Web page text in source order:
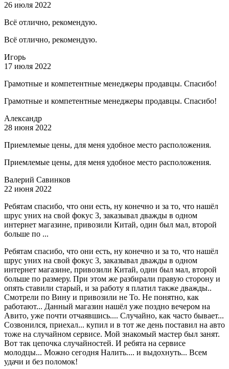
26 июля 2022
Всё отлично, рекомендую.
Всё отлично, рекомендую.
Игорь
17 июля 2022
Грамотные и компетентные менеджеры продавцы. Спасибо!
Грамотные и компетентные менеджеры продавцы. Спасибо!
Александр
28 июня 2022
Приемлемые цены, для меня удобное место расположения.
Приемлемые цены, для меня удобное место расположения.
Валерий Савинков
22 июня 2022
Ребятам спасибо, что они есть, ну конечно и за то, что нашёл
шрус уних на свой фокус 3, заказывал дважды в одном
интернет магазине, привозили Китай, один был мал, второй
больше по ...
Ребятам спасибо, что они есть, ну конечно и за то, что нашёл
шрус уних на свой фокус 3, заказывал дважды в одном
интернет магазине, привозили Китай, один был мал, второй
больше по размеру. При этом же разбирали правую сторону и
опять ставили старый, и за работу я платил также дважды..
Смотрели по Вину и привозили не То. Не понятно, как
работают... Данный магазин нашёл уже поздно вечером на
Авито, уже почти отчаявшись.... Случайно, как часто бывает...
Созвонился, приехал... купил и в тот же день поставил на авто
тоже на случайном сервисе. Мой знакомый мастер был занят.
Вот так цепочка случайностей. И ребята на сервисе
молодцы... Можно сегодня Налить.... и выдохнуть... Всем
удачи и без поломок!